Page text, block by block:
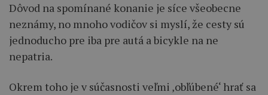
Dôvod na spomínané konanie je síce všeobecne
neznámy, no mnoho vodičov si myslí, že cesty sú
jednoducho pre iba pre autá a bicykle na ne
nepatria.
Okrem toho je v súčasnosti veľmi ‚obľúbené‘ hrať sa